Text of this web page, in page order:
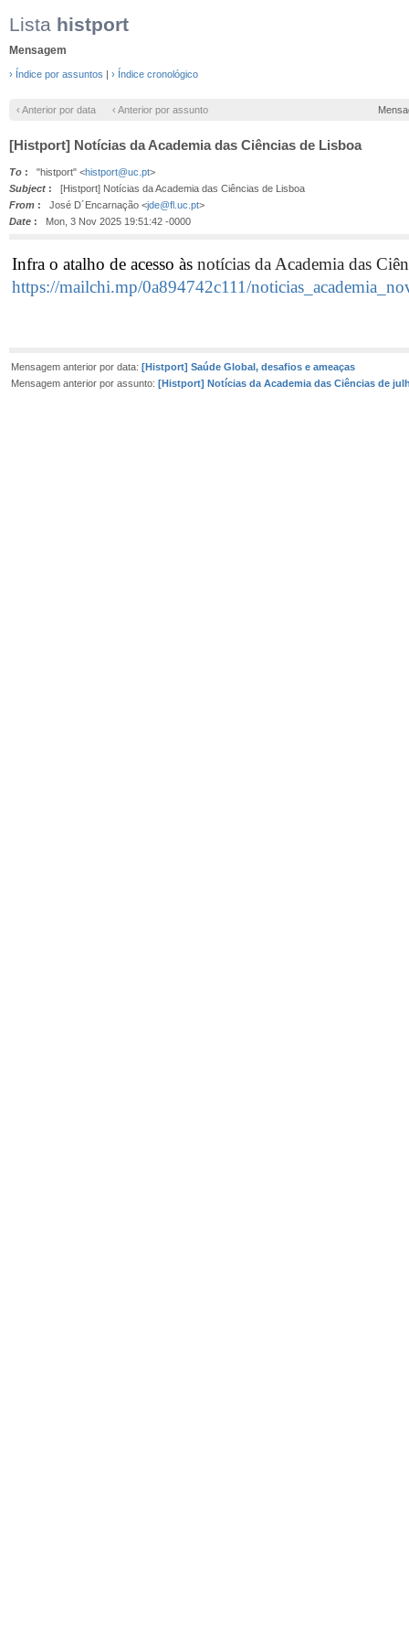
Lista histport
Mensagem
› Índice por assuntos | › Índice cronológico
‹ Anterior por data ‹ Anterior por assunto
[Histport] Notícias da Academia das Ciências de Lisboa
To : "histport" <histport@uc.pt>
Subject : [Histport] Notícias da Academia das Ciências de Lisboa
From : José D´Encarnação <jde@fl.uc.pt>
Date : Mon, 3 Nov 2025 19:51:42 -0000
Infra o atalho de acesso às notícias da Academia das
https://mailchi.mp/0a894742c111/
Mensagem anterior por data: [Histport] Saúde Global, desafios e ameaças
Mensagem anterior por assunto: [Histport] Notícias da Academia das Ciências de